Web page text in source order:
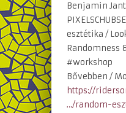
Benjamin
esztétika /
Randomness
#workshop
Bővebben /
https://
…/random-